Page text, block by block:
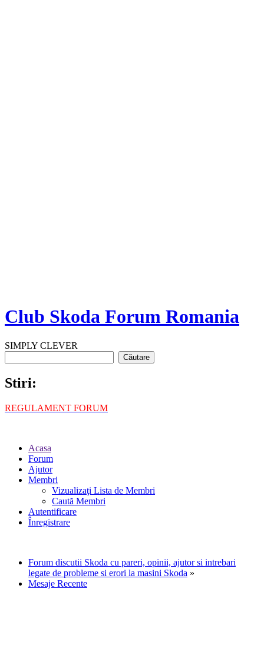
Club Skoda Forum Romania
SIMPLY CLEVER
Stiri:
REGULAMENT FORUM
Acasa
Forum
Ajutor
Membri
Vizualizaţi Lista de Membri
Caută Membri
Autentificare
Înregistrare
Forum discutii Skoda cu pareri, opinii, ajutor si intrebari
legate de probleme si erori la masini Skoda »
Mesaje Recente